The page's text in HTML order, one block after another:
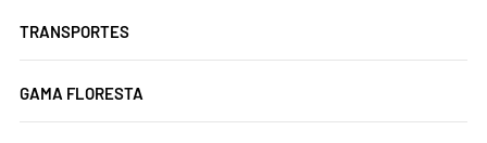
TRANSPORTES
GAMA FLORESTA